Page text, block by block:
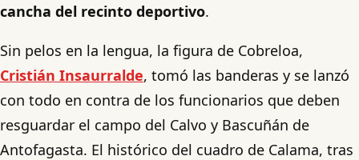
cancha del recinto deportivo.
Sin pelos en la lengua, la figura de Cobreloa,
Cristián Insaurralde, tomó las banderas y se lanzó
con todo en contra de los funcionarios que deben
resguardar el campo del Calvo y Bascuñán de
Antofagasta. El histórico del cuadro de Calama, tras